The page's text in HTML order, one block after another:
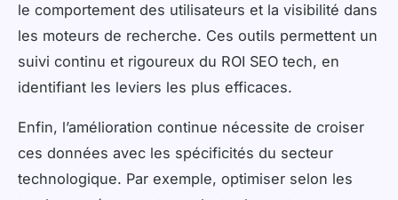
le comportement des utilisateurs et la visibilité dans
les moteurs de recherche. Ces outils permettent un
suivi continu et rigoureux du ROI SEO tech, en
identifiant les leviers les plus efficaces.
Enfin, l’amélioration continue nécessite de croiser
ces données avec les spécificités du secteur
technologique. Par exemple, optimiser selon les